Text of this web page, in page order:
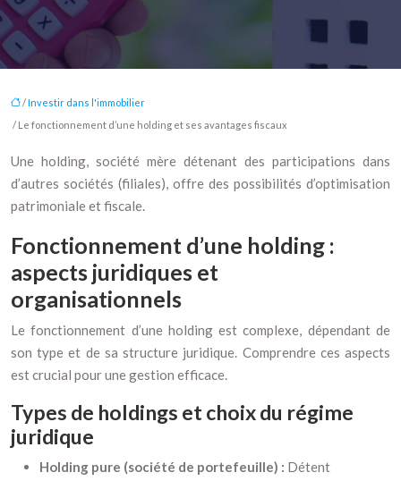
/Investir dans l'immobilier
/ Le fonctionnement d’une holding et ses avantages fiscaux
Une holding, société mère détenant des participations dans
d’autres sociétés (filiales), offre des possibilités d’optimisation
patrimoniale et fiscale.
Fonctionnement d’une holding :
aspects juridiques et
organisationnels
Le fonctionnement d’une holding est complexe, dépendant de
son type et de sa structure juridique. Comprendre ces aspects
est crucial pour une gestion efficace.
Types de holdings et choix du régime
juridique
Holding pure (société de portefeuille) : Détent